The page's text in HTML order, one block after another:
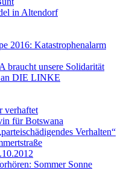
in Altendorf
2016: Katastrophenalarm
unsere Solidarität
an DIE LINKE
verhaftet
für Botswana
Verhalten“
Sommer Sonne